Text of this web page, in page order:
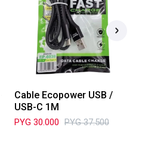
Cable Ecopower USB /
USB-C 1M
PYG 30.000 PYG 37.500